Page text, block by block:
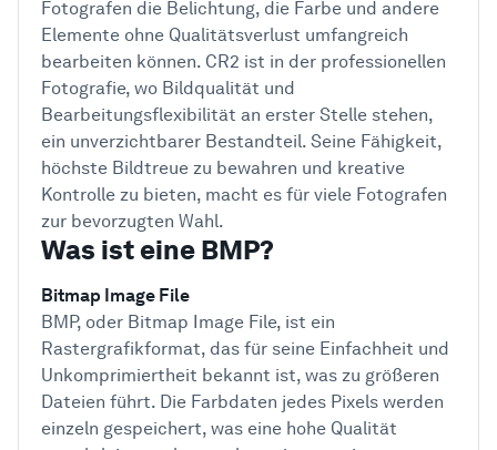
Fotografen die Belichtung, die Farbe und andere
Elemente ohne Qualitätsverlust umfangreich
bearbeiten können. CR2 ist in der professionellen
Fotografie, wo Bildqualität und
Bearbeitungsflexibilität an erster Stelle stehen,
ein unverzichtbarer Bestandteil. Seine Fähigkeit,
höchste Bildtreue zu bewahren und kreative
Kontrolle zu bieten, macht es für viele Fotografen
zur bevorzugten Wahl.
Was ist eine BMP?
Bitmap Image File
BMP, oder Bitmap Image File, ist ein
Rastergrafikformat, das für seine Einfachheit und
Unkomprimiertheit bekannt ist, was zu größeren
Dateien führt. Die Farbdaten jedes Pixels werden
einzeln gespeichert, was eine hohe Qualität